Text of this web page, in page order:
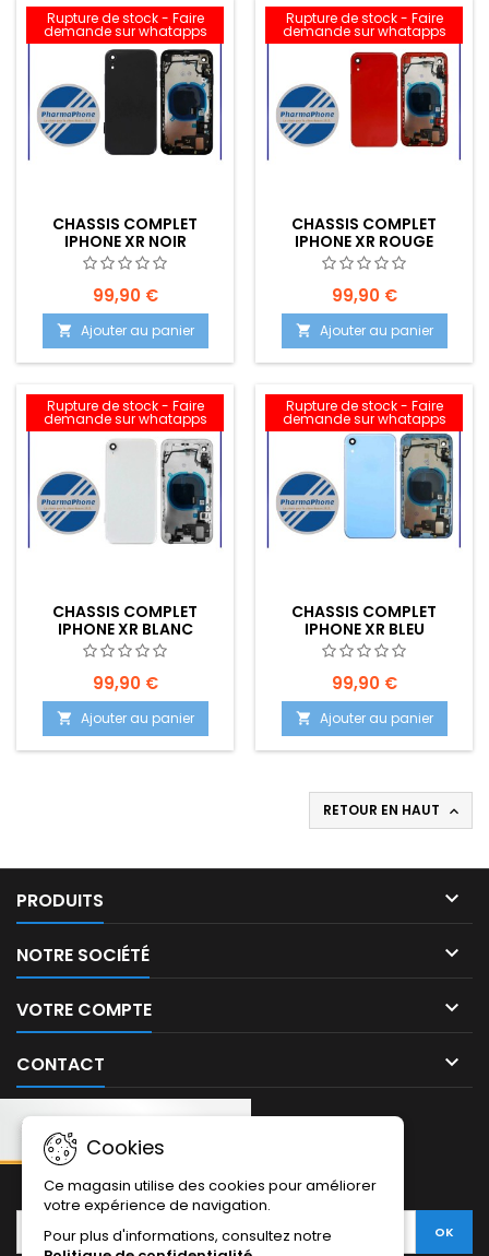
Rupture de stock - Faire
demande sur whatapps
CHASSIS COMPLET
IPHONE XR NOIR
99,90 €
 Ajouter au panier
Rupture de stock - Faire
demande sur whatapps
CHASSIS COMPLET
IPHONE XR ROUGE
99,90 €
 Ajouter au panier
Rupture de stock - Faire
demande sur whatapps
CHASSIS COMPLET
IPHONE XR BLANC
99,90 €
 Ajouter au panier
Rupture de stock - Faire
demande sur whatapps
CHASSIS COMPLET
IPHONE XR BLEU
99,90 €
 Ajouter au panier
RETOUR EN HAUT 
PRODUITS 
NOTRE SOCIÉTÉ 
VOTRE COMPTE 
CONTACT 
Cookies
Ce magasin utilise des cookies pour améliorer
votre expérience de navigation.
Pour plus d'informations, consultez notre
NEWSLETTER: